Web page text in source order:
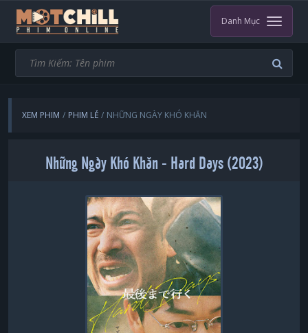
Danh Mục
XEM PHIM PHIM LẺ NHỮNG NGÀY KHÓ KHĂN
Những Ngày Khó Khăn - Hard Days (2023)